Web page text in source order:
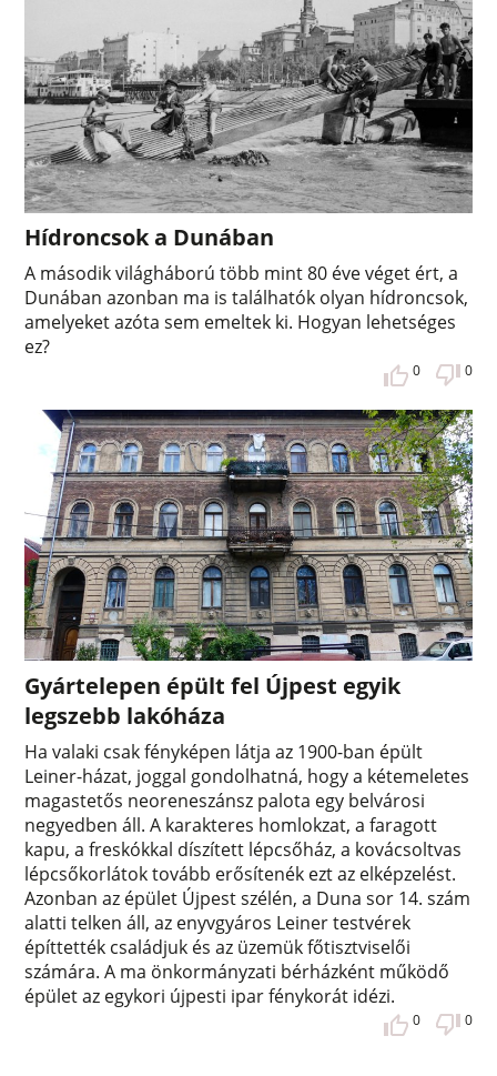
Hídroncsok a Dunában
A második világháború több mint 80 éve véget ért, a
Dunában azonban ma is találhatók olyan hídroncsok,
amelyeket azóta sem emeltek ki. Hogyan lehetséges
ez?
0 0
Gyártelepen épült fel Újpest egyik
legszebb lakóháza
Ha valaki csak fényképen látja az 1900-ban épült
Leiner-házat, joggal gondolhatná, hogy a kétemeletes
magastetős neoreneszánsz palota egy belvárosi
negyedben áll. A karakteres homlokzat, a faragott
kapu, a freskókkal díszített lépcsőház, a kovácsoltvas
lépcsőkorlátok tovább erősítenék ezt az elképzelést.
Azonban az épület Újpest szélén, a Duna sor 14. szám
alatti telken áll, az enyvgyáros Leiner testvérek
építtették családjuk és az üzemük főtisztviselői
számára. A ma önkormányzati bérházként működő
épület az egykori újpesti ipar fénykorát idézi.
0 0